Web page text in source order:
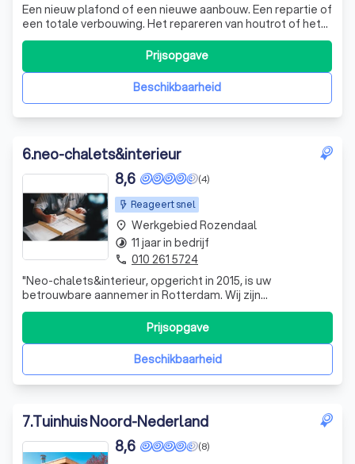
Een nieuw plafond of een nieuwe aanbouw. Een repartie of
een totale verbouwing. Het repareren van houtrot of het
plaatsen van nieuwe kozijnen, ramen en deuren.
Onderhoudsbedrijf De Beide Handjes staat klaar voor het
totale onderhoud van uw woning of bedrijfspand.
werkplaats De Beide Handjes De Beide
Beschikbaarheid
Prijsopgave
6.neo-chalets&interieur
Reageert snel
(4)
8,6
"Neo-chalets&interieur, opgericht in 2015, is uw
betrouwbare aannemer in Rotterdam. Wij zijn
gespecialiseerd in renovatie, verbouwing, maatwerk
kasten, meubels & ombouw, zolder & vliering, wanden &
muren, plafond, vloer, veranda's, schuur & overkappingen,
binnendeuren & deurlijsten, overig timmerwer
Beschikbaarheid
Prijsopgave
place Werkgebied Rozendaal
timelapse 11 jaar in bedrijf
phone 010 261 5724
7.Tuinhuis Noord-Nederland
(8)
8,6